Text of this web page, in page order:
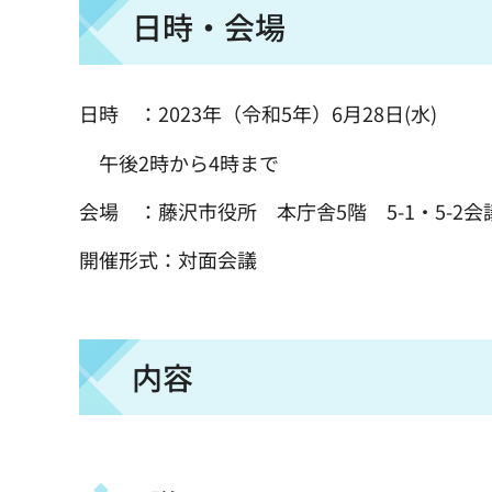
日時・会場
日時 ：2023年（令和5年）6月28日(水)
午後2時から4時まで
会場 ：藤沢市役所 本庁舎5階 5-1・5-2会
開催形式：対面会議
内容